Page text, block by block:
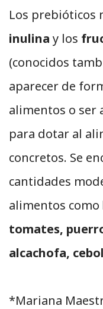
Los prebióticos
inulina y los
(conocidos
aparecer de
alimentos o ser
para dotar al
concretos. Se
cantidades
alimentos como
tomates,
alcachofa,
*Mariana